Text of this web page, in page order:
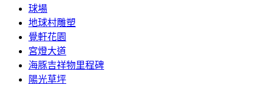
球場
地球村雕塑
覺軒花園
宮燈大道
海豚吉祥物里程碑
陽光草坪